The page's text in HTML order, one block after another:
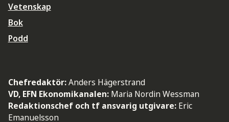
Vetenskap
Bok
Podd
Chefredaktör:Anders Hägerstrand
VD, EFN Ekonomikanalen: Maria Nordin Wessman
Redaktionschef och tf ansvarig utgivare: Eric
Emanuelsson